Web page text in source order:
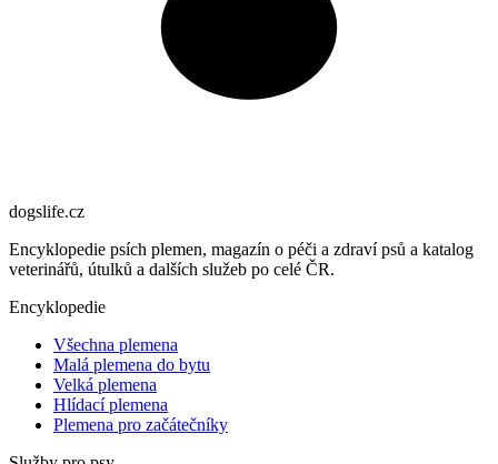
dogslife.cz
Encyklopedie psích plemen, magazín o péči a zdraví psů a katalog
veterinářů, útulků a dalších služeb po celé ČR.
Encyklopedie
Všechna plemena
Malá plemena do bytu
Velká plemena
Hlídací plemena
Plemena pro začátečníky